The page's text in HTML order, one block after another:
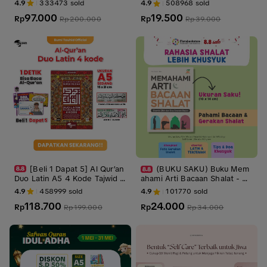
qyah List Portable 220V Gara
nsi 1 Tahun
4.9 333473 sold
Rp97.000 Rp200.000
[Beli 1 Dapat 5] Al Qur’an
Duo Latin A5 4 Kode Tajwid B
onus Tunji + 2 buku saku + Ke
las tahsin trial
4.9 458999 sold
Rp118.700 Rp199.000
Surah Ukuran Saku Full Color
Aesthetic || 7 Surah Mustajab
4.9 508968 sold
Rp19.500 Rp39.000
(BUKU SAKU) Buku Mem
ahami Arti Bacaan Shalat - Zi
yadbooks
4.9 101770 sold
Rp24.000 Rp34.000